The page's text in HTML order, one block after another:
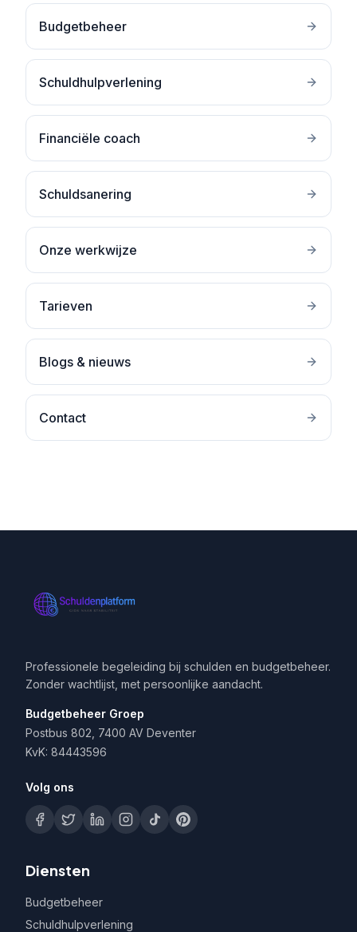
Budgetbeheer
Schuldhulpverlening
Financiële coach
Schuldsanering
Onze werkwijze
Tarieven
Blogs & nieuws
Contact
Professionele begeleiding bij schulden en budgetbeheer.
Zonder wachtlijst, met persoonlijke aandacht.
Budgetbeheer Groep
Postbus 802, 7400 AV Deventer
KvK: 84443596
Volg ons
Diensten
Budgetbeheer
Schuldhulpverlening